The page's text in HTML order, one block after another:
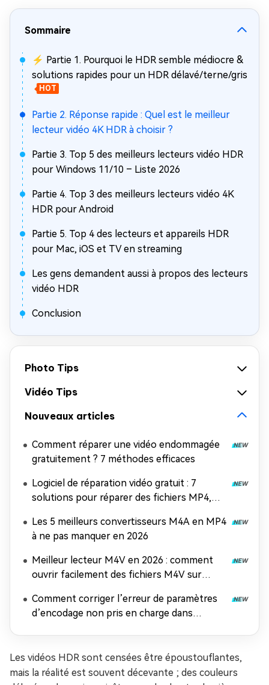
Sommaire
⚡ Partie 1. Pourquoi le HDR semble médiocre &
solutions rapides pour un HDR délavé/terne/gris
HOT
Partie 2. Réponse rapide : Quel est le meilleur
lecteur vidéo 4K HDR à choisir ?
Partie 3. Top 5 des meilleurs lecteurs vidéo HDR
pour Windows 11/10 – Liste 2026
Partie 4. Top 3 des meilleurs lecteurs vidéo 4K
HDR pour Android
Partie 5. Top 4 des lecteurs et appareils HDR
pour Mac, iOS et TV en streaming
Les gens demandent aussi à propos des lecteurs
vidéo HDR
Conclusion
Photo Tips
Vidéo Tips
Nouveaux articles
Comment réparer une vidéo endommagée
gratuitement ? 7 méthodes efficaces
Logiciel de réparation vidéo gratuit : 7
solutions pour réparer des fichiers MP4,
Les 5 meilleurs convertisseurs M4A en MP4
à ne pas manquer en 2026
Meilleur lecteur M4V en 2026 : comment
ouvrir facilement des fichiers M4V sur
Comment corriger l’erreur de paramètres
d’encodage non pris en charge dans
Les vidéos HDR sont censées être époustouflantes,
mais la réalité est souvent décevante ; des couleurs